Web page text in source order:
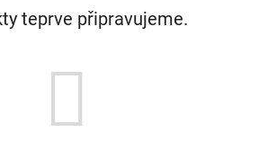
teprve připravujeme.